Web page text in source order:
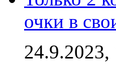
очки в
24.9.2023,